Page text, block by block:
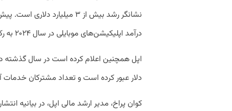
نشانگر رشد بیش از ۳ میلیارد
درآمد اپلیکیشن‌های موبایلی در سال ۲۰۲۴ به رکورد ۱۵۰ میلیارد دلاری رسیده است.
دلار عبور کرده است و تعداد مشترکان خدمات
کوان پراخ، مدیر ارشد مالی اپل، در بیانیه